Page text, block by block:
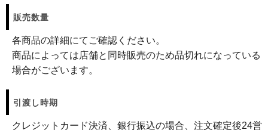
販売数量
各商品の詳細にてご確認ください。
商品によっては店舗と同時販売のため品切れになっている
場合がございます。
引渡し時期
クレジットカード決済、銀行振込の場合、注文確定後24営